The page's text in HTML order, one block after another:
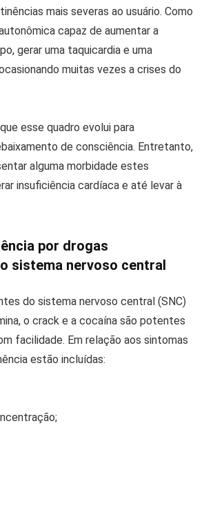
mais severas ao usuário. Como
capaz de aumentar a
gerar uma taquicardia e uma
muitas vezes a crises do
esse quadro evolui para
de consciência. Entretanto,
alguma morbidade estes
insuficiência cardíaca e até levar à
por drogas
sistema nervoso central
do sistema nervoso central (SNC)
o crack e a cocaína são potentes
facilidade. Em relação aos sintomas
estão incluídas: